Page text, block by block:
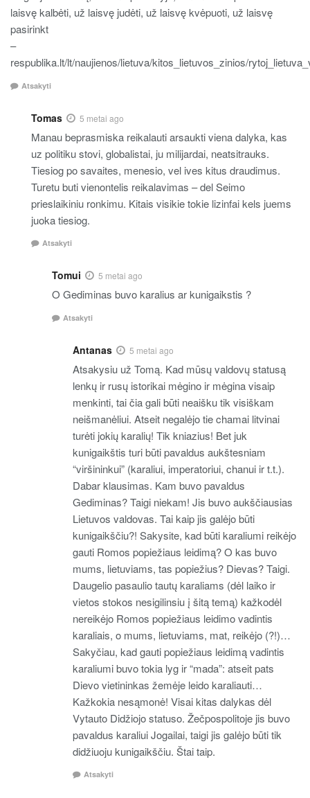
laisvę kalbėti, už laisvę judėti, už laisvę kvėpuoti, už laisvę
pasirinkt
–
respublika.lt/lt/naujienos/lietuva/kitos_lietuvos_zinios/
Atsakyti
Tomas 5 metai ago
Manau beprasmiska reikalauti arsaukti viena dalyka, kas
uz politiku stovi, globalistai, ju milijardai, neatsitrauks.
Tiesiog po savaites, menesio, vel ives kitus draudimus.
Turetu buti vienontelis reikalavimas – del Seimo
prieslaikiniu ronkimu. Kitais visikie tokie lizinfai kels juems
juoka tiesiog.
Atsakyti
Tomui 5 metai ago
O Gediminas buvo karalius ar kunigaikstis ?
Atsakyti
Antanas 5 metai ago
Atsakysiu už Tomą. Kad mūsų valdovų statusą
lenkų ir rusų istorikai mėgino ir mėgina visaip
menkinti, tai čia gali būti neaišku tik visiškam
neišmanėliui. Atseit negalėjo tie chamai litvinai
turėti jokių karalių! Tik kniazius! Bet juk
kunigaikštis turi būti pavaldus aukštesniam
“viršininkui” (karaliui, imperatoriui, chanui ir t.t.).
Dabar klausimas. Kam buvo pavaldus
Gediminas? Taigi niekam! Jis buvo aukščiausias
Lietuvos valdovas. Tai kaip jis galėjo būti
kunigaikščiu?! Sakysite, kad būti karaliumi reikėjo
gauti Romos popiežiaus leidimą? O kas buvo
mums, lietuviams, tas popiežius? Dievas? Taigi.
Daugelio pasaulio tautų karaliams (dėl laiko ir
vietos stokos nesigilinsiu į šitą temą) kažkodėl
nereikėjo Romos popiežiaus leidimo vadintis
karaliais, o mums, lietuviams, mat, reikėjo (?!)…
Sakyčiau, kad gauti popiežiaus leidimą vadintis
karaliumi buvo tokia lyg ir “mada”: atseit pats
Dievo vietininkas žemėje leido karaliauti…
Kažkokia nesąmonė! Visai kitas dalykas dėl
Vytauto Didžiojo statuso. Žečpospolitoje jis buvo
pavaldus karaliui Jogailai, taigi jis galėjo būti tik
didžiuoju kunigaikščiu. Štai taip.
Atsakyti